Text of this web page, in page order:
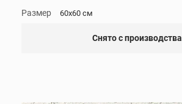
Размер 60x60 см
Снято с производства